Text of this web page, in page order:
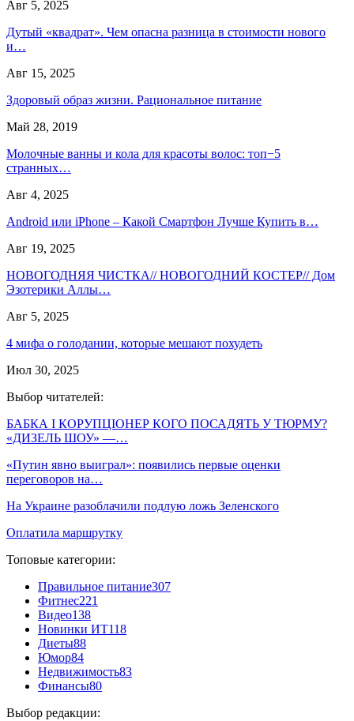
Авг 5, 2025
Дутый «квадрат». Чем опасна разница в стоимости нового
и…
Авг 15, 2025
Здоровый образ жизни. Рациональное питание
Май 28, 2019
Молочные ванны и кола для красоты волос: топ−5
странных…
Авг 4, 2025
Android или iPhone – Какой Смартфон Лучше Купить в…
Авг 19, 2025
НОВОГОДНЯЯ ЧИСТКА// НОВОГОДНИЙ КОСТЕР// Дом
Эзотерики Аллы…
Авг 5, 2025
4 мифа о голодании, которые мешают похудеть
Июл 30, 2025
Выбор читателей:
БАБКА І КОРУПЦІОНЕР КОГО ПОСАДЯТЬ У ТЮРМУ?
«ДИЗЕЛЬ ШОУ» —…
«Путин явно выиграл»: появились первые оценки
переговоров на…
На Украине разоблачили подлую ложь Зеленского
Оплатила маршрутку
Топовые категории:
Правильное питание307
Фитнес221
Видео138
Новинки ИТ118
Диеты88
Юмор84
Недвижимость83
Финансы80
Выбор редакции: